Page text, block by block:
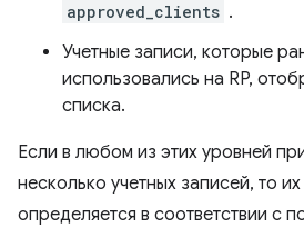
approved_clients .
Учетные записи, которые
использовались на RP,
списка.
Если в любом из этих уровней
несколько учетных записей, то
определяется в соответствии с